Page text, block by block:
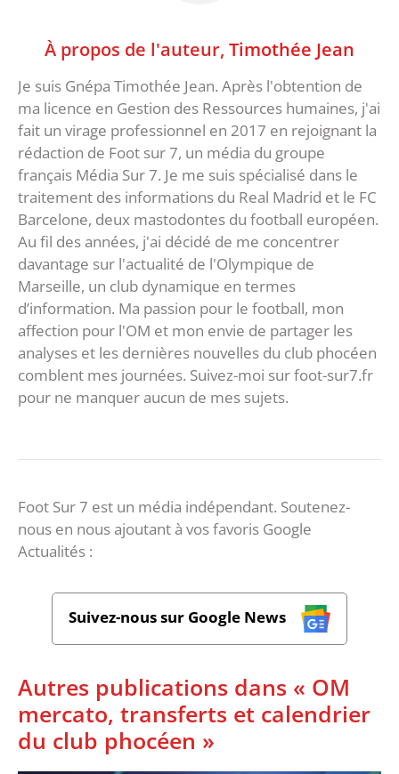
À propos de l'auteur, Timothée Jean
Je suis Gnépa Timothée Jean. Après l'obtention de
ma licence en Gestion des Ressources humaines, j'ai
fait un virage professionnel en 2017 en rejoignant la
rédaction de Foot sur 7, un média du groupe
français Média Sur 7. Je me suis spécialisé dans le
traitement des informations du Real Madrid et le FC
Barcelone, deux mastodontes du football européen.
Au fil des années, j'ai décidé de me concentrer
davantage sur l'actualité de l'Olympique de
Marseille, un club dynamique en termes
d’information. Ma passion pour le football, mon
affection pour l'OM et mon envie de partager les
analyses et les dernières nouvelles du club phocéen
comblent mes journées. Suivez-moi sur foot-sur7.fr
pour ne manquer aucun de mes sujets.
Foot Sur 7 est un média indépendant. Soutenez-
nous en nous ajoutant à vos favoris Google
Actualités :
Suivez-nous sur Google News
Autres publications dans « OM
mercato, transferts et calendrier
du club phocéen »